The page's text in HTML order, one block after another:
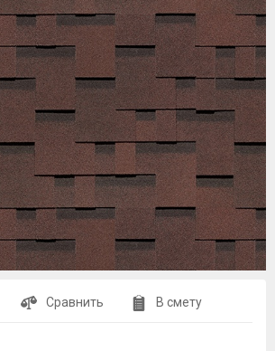
Сравнить В смету